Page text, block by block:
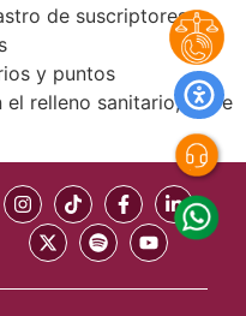
de suscriptores y
y puntos
relleno sanitario, entre